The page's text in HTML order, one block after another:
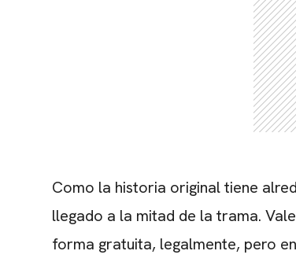
Como la historia original tiene
llegado a la mitad de la trama.
forma gratuita, legalmente, pero